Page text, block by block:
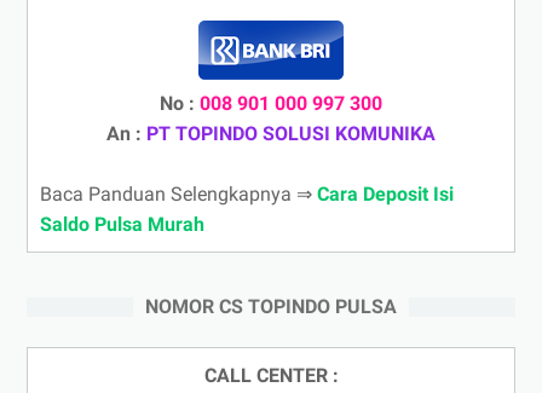
No : 008 901 000 997 300
An : PT TOPINDO SOLUSI KOMUNIKA
Baca Panduan Selengkapnya ⇒ Cara Deposit Isi
Saldo Pulsa Murah
NOMOR CS TOPINDO PULSA
CALL CENTER :